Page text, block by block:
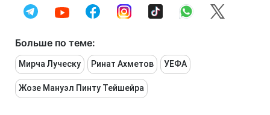
Больше по теме:
Мирча Луческу Ринат Ахметов УЕФА
Жозе Мануэл Пинту Тейшейра